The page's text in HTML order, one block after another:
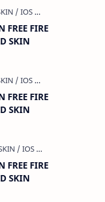
FULL SKIN
FIRE
SKIN
FIRE
SKIN
FIRE
SKIN